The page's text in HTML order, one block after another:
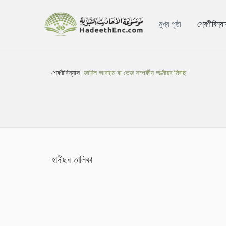
মুখ্য পৃষ্ঠা
শ্ৰেণীবিন্যাস:জাৱিল আৰহাম বা তেজ সম্পৰ্কীয় আত্মীয়ৰ মিৰাছ
হাদীছৰ তালিকা